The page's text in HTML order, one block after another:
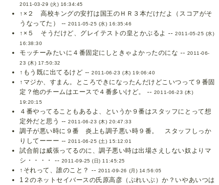
2011-03-29 (火) 16:34:45
↑×２ 高校キングの安打は国王のＨＲ３本だけだよ（スコアがそ
うなってた） --2011-05-25 (水) 16:35:46
↑×５ そうだけど、グレイテストの皇とかぶるよ --2011-05-25 (水)
16:38:30
モッチーみたいに４番固定にしときゃよかったのにな -- 2011-06-
23 (木) 17:50:32
↑もう既に出てるけど --2011-06-23 (木) 19:06:40
↑マジか、すまん。ところできになったんだけどこいつって９番固
定？他のチームはエースで４番多いけど。 -- 2011-06-23 (木)
19:20:15
４番やってることもあるよ、というか９番はスタッフにとって想
定外だと思う --2011-06-23 (木) 20:47:33
調子が悪い時に９番 炎上も調子悪い時９番。 スタッフしっか
りしてーーー --2011-06-25 (土) 15:12:01
試合前は威張ってるのに、調子悪い時は出場さえしない奴よりマ
シ・・・・ -- 2011-09-25 (日) 11:45:25
↑それって、誰のこと？ -- 2011-09-26 (月) 14:56:05
1２のネットセイバースの氏原高彦（ぶれいぶ）か？いやあいつは